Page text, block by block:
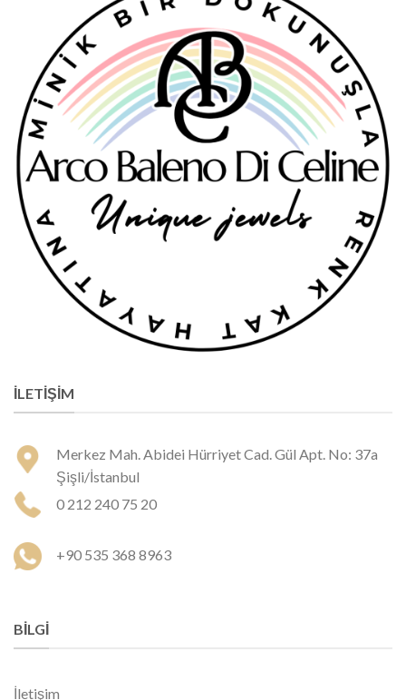
İLETIŞIM
Merkez Mah. Abidei Hürriyet Cad. Gül Apt. No: 37a
Şişli/İstanbul
0 212 240 75 20
+90 535 368 8963
BILGI
İletişim